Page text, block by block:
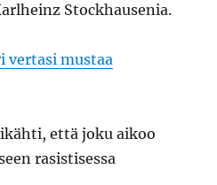
Stockhausenia.
vertasi mustaa
että joku aikoo
rasistisessa